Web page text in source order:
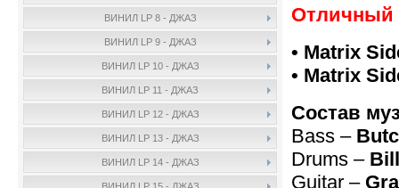
ВИНИЛ LP 8 - ДЖАЗ
ВИНИЛ LP 9 - ДЖАЗ
ВИНИЛ LP 10 - ДЖАЗ
ВИНИЛ LP 11 - ДЖАЗ
ВИНИЛ LP 12 - ДЖАЗ
ВИНИЛ LP 13 - ДЖАЗ
ВИНИЛ LP 14 - ДЖАЗ
Отличный
• Matrix
• Matrix
Состав
Bass –
Drums –
Guitar –